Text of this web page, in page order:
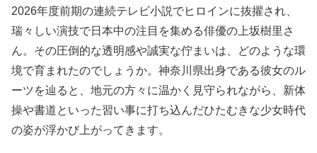
2026年度前期の連続テレビ小説でヒロインに抜擢され、
瑞々しい演技で日本中の注目を集める俳優の上坂樹里さ
ん。その圧倒的な透明感や誠実な佇まいは、どのような環
境で育まれたのでしょうか。神奈川県出身である彼女のル
ーツを辿ると、地元の方々に温かく見守られながら、新体
操や書道といった習い事に打ち込んだひたむきな少女時代
の姿が浮かび上がってきます。